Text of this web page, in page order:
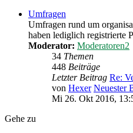
Umfragen
Umfragen rund um
haben lediglich registrierte
Moderator: Moderatoren2
34 Themen
448 Beiträge
Letzter Beitrag Re:
von Hexer Neuester
Mi 26. Okt 2016,
Gehe zu